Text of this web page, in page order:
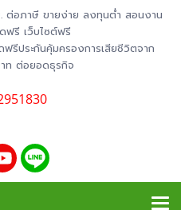
ต่อภาษี ขายง่าย ลงทุนต่ำ สอนงาน
ฟรี เว็บไซต์ฟรี
รีประกันคุ้มครองการเสียชีวิตจาก
ท ต่อยอดธุรกิจ